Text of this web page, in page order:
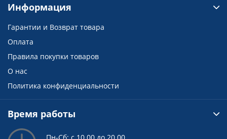
Информация
Гарантии и Возврат товара
Оплата
Правила покупки товаров
О нас
Политика конфиденциальности
Время работы
Пн-Сб: с 10.00 до 20.00